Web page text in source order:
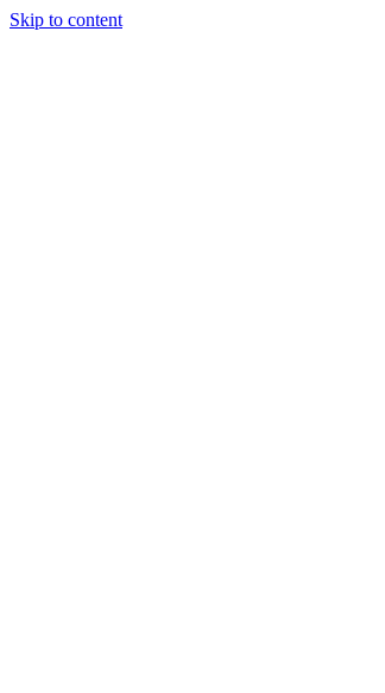
Skip to content